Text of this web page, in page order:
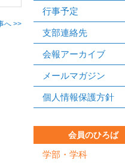
へ >>
行事予定
支部連絡先
会報アーカイブ
メールマガジン
個人情報保護方針
会員のひろば
学部・学科